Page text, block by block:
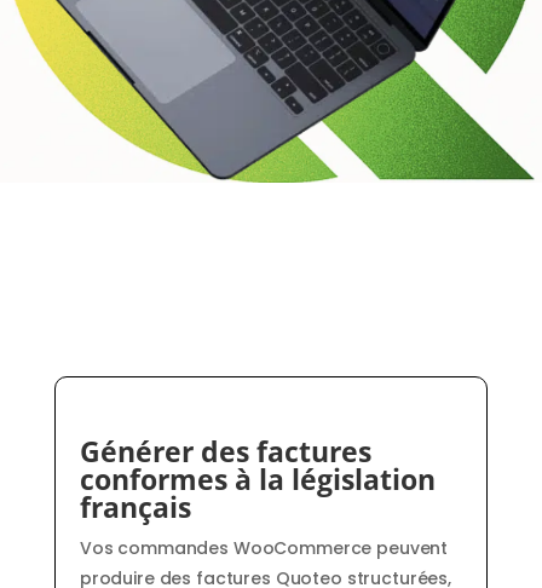
Générer des factures
conformes à la législation
français
Vos commandes WooCommerce peuvent
produire des factures Quoteo structurées,